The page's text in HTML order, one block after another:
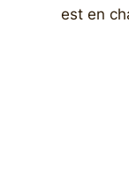
est en